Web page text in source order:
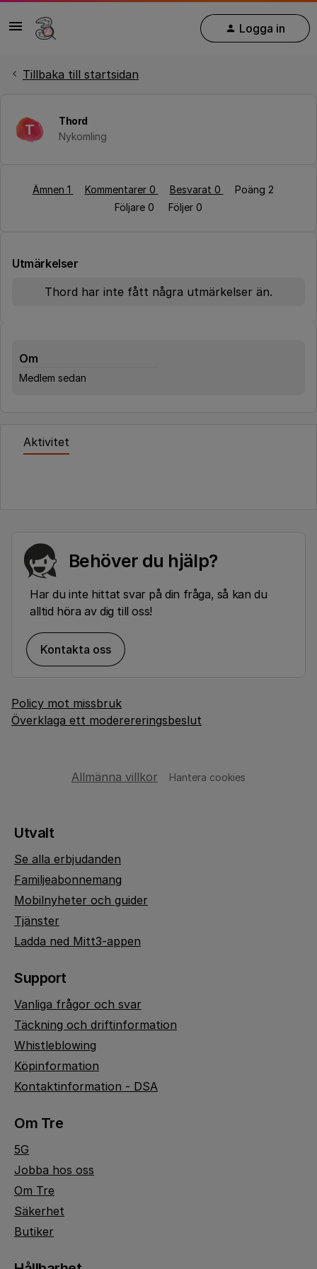
Logga in
Tillbaka till startsidan
T
Thord
Nykomling
Ämnen 1 Kommentarer 0 Besvarat 0
Poäng 2
Följare 0 Följer 0
Utmärkelser
Thord har inte fått några utmärkelser än.
Om
Medlem sedan
Aktivitet
Behöver du hjälp?
Har du inte hittat svar på din fråga, så kan du
alltid höra av dig till oss!
Kontakta oss
Policy mot missbruk
Överklaga ett moderereringsbeslut
Allmänna villkor Hantera cookies
Utvalt
Se alla erbjudanden
Familjeabonnemang
Mobilnyheter och guider
Tjänster
Ladda ned Mitt3-appen
Support
Vanliga frågor och svar
Täckning och driftinformation
Whistleblowing
Köpinformation
Kontaktinformation - DSA
Om Tre
5G
Jobba hos oss
Om Tre
Säkerhet
Butiker